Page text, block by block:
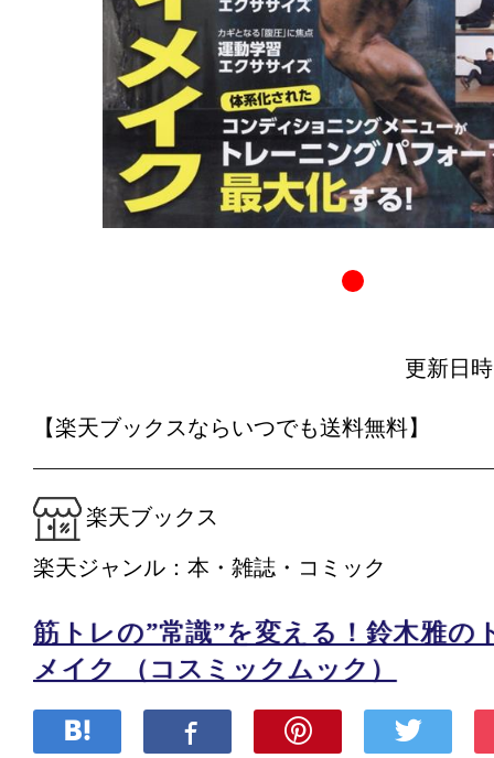
更新日
【楽天ブックスならいつでも送料無料】
楽天ブックス
楽天ジャンル：本・雑誌・コミック
筋トレの”常識”を変える！鈴木雅の
メイク （コスミックムック）